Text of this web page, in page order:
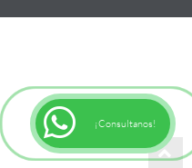
¡Consultanos!